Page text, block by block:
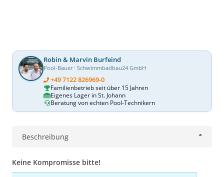
Robin & Marvin Burfeind
Pool-Bauer · Schwimmbadbau24 GmbH
+49 7122 826969-0
Familienbetrieb seit über 15 Jahren
Eigenes Lager in St. Johann
Beratung von echten Pool-Technikern
Beschreibung
Keine Kompromisse bitte!